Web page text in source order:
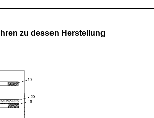
zu dessen Herstellung